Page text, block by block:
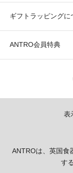
ギフトラッピングに
ANTRO会員特典
表
ANTROは、英国食
す